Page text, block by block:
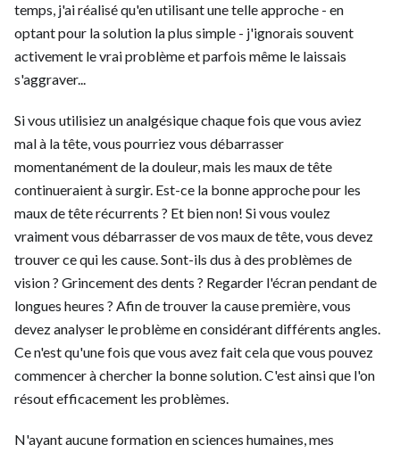
temps, j'ai réalisé qu'en utilisant une telle approche - en
optant pour la solution la plus simple - j'ignorais souvent
activement le vrai problème et parfois même le laissais
s'aggraver...
Si vous utilisiez un analgésique chaque fois que vous aviez
mal à la tête, vous pourriez vous débarrasser
momentanément de la douleur, mais les maux de tête
continueraient à surgir. Est-ce la bonne approche pour les
maux de tête récurrents ? Et bien non! Si vous voulez
vraiment vous débarrasser de vos maux de tête, vous devez
trouver ce qui les cause. Sont-ils dus à des problèmes de
vision ? Grincement des dents ? Regarder l'écran pendant de
longues heures ? Afin de trouver la cause première, vous
devez analyser le problème en considérant différents angles.
Ce n'est qu'une fois que vous avez fait cela que vous pouvez
commencer à chercher la bonne solution. C'est ainsi que l'on
résout efficacement les problèmes.
N'ayant aucune formation en sciences humaines, mes